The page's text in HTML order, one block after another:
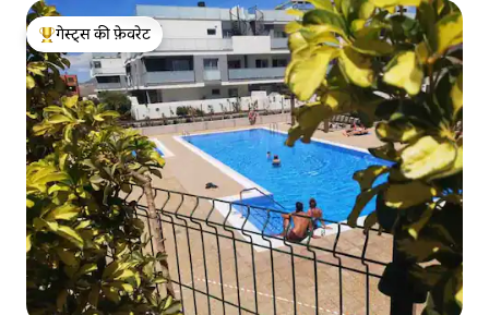
गेस्ट्स का टॉप फ़ेवरेट
गेस्ट्स की फ़ेवरेट